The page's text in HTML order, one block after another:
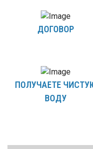
ДОГОВОР
ПОЛУЧАЕТЕ
ВОДУ